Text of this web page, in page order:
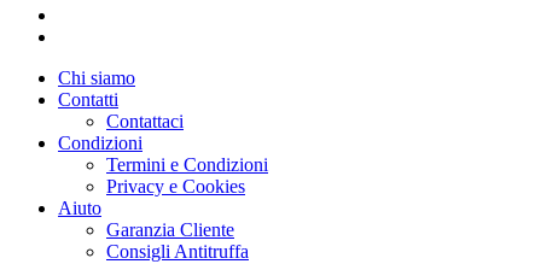
Chi siamo
Contatti
Contattaci
Condizioni
Termini e Condizioni
Privacy e Cookies
Aiuto
Garanzia Cliente
Consigli Antitruffa